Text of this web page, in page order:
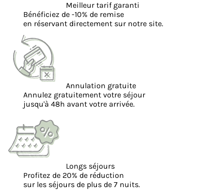
Meilleur tarif garanti
Bénéficiez de -10% de remise
en réservant directement sur notre site.
Annulation gratuite
Annulez gratuitement votre séjour
jusqu'à 48h avant votre arrivée.
Longs séjours
Profitez de 20% de réduction
sur les séjours de plus de 7 nuits.